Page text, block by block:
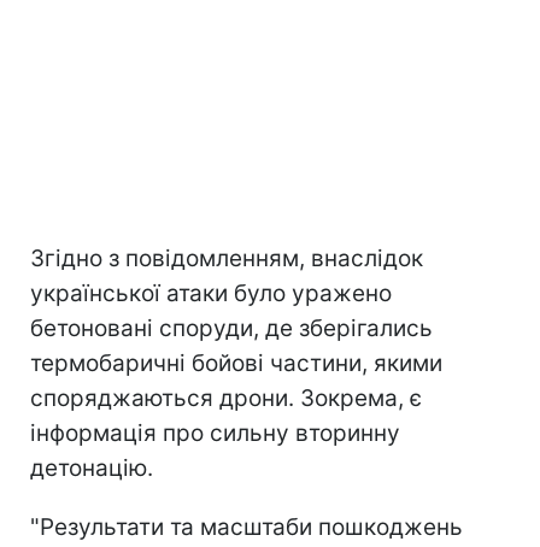
Згідно з повідомленням, внаслідок
української атаки було уражено
бетоновані споруди, де зберігались
термобаричні бойові частини, якими
споряджаються дрони. Зокрема, є
інформація про сильну вторинну
детонацію.
"Результати та масштаби пошкоджень